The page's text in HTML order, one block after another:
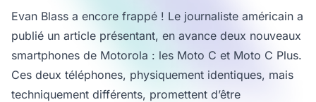
Evan Blass a encore frappé ! Le journaliste américain a
publié un article présentant, en avance deux nouveaux
smartphones de Motorola : les Moto C et Moto C Plus.
Ces deux téléphones, physiquement identiques, mais
techniquement différents, promettent d’être